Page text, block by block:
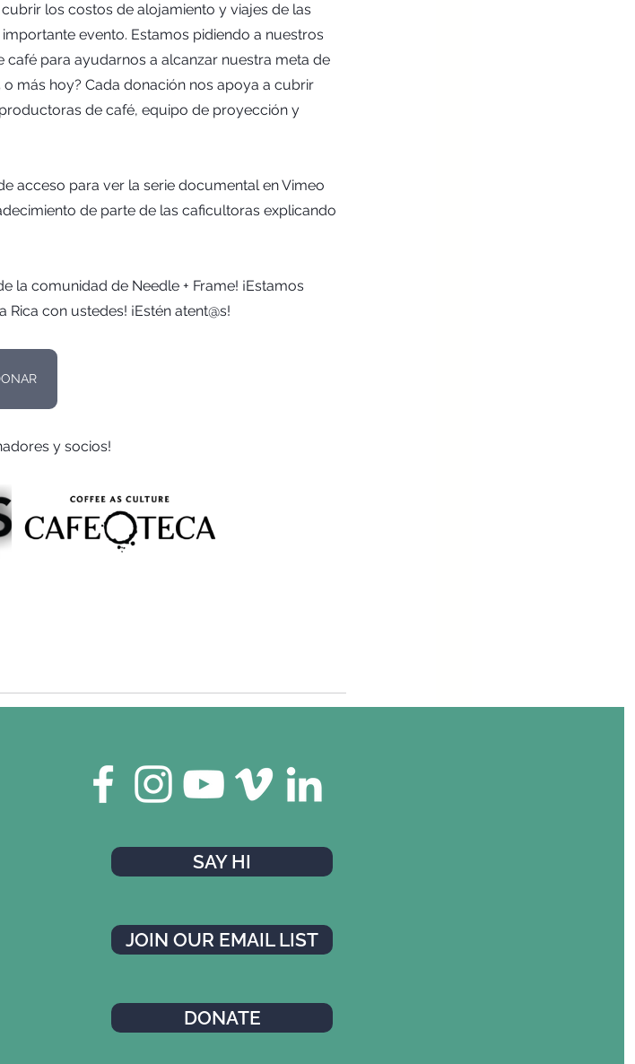
los costos de alojamiento y viajes de las
evento. Estamos pidiendo a nuestros
para ayudarnos a alcanzar nuestra meta de
más hoy? Cada donación nos apoya a cubrir
de café, equipo de proyección y
acceso para ver la serie documental en Vimeo
de parte de las caficultoras explicando
la comunidad de Needle + Frame! ¡Estamos
con ustedes! ¡Estén atent@s!
y socios!
SAY HI
JOIN OUR EMAIL LIST
DONATE